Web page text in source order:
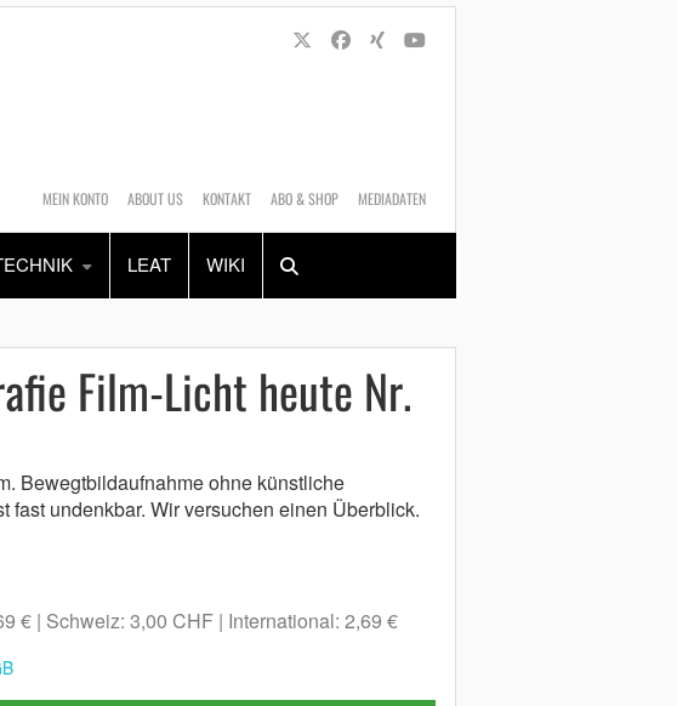
MEIN KONTO ABOUT US KONTAKT ABO & SHOP MEDIADATEN
LEAT WIKI
Alles Shop
Film-Licht heute Nr.
Bewegtbildaufnahme ohne künstliche
fast undenkbar. Wir versuchen einen Überblick.
€ Schweiz: 3,00 CHF International: 2,69 €